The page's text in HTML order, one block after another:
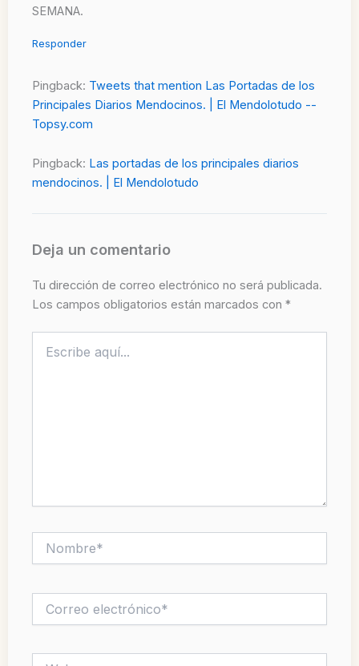
SEMANA.
Responder
Pingback: Tweets that mention Las Portadas de los
Principales Diarios Mendocinos. | El Mendolotudo --
Topsy.com
Pingback: Las portadas de los principales diarios
mendocinos. | El Mendolotudo
Deja un comentario
Tu dirección de correo electrónico no será publicada.
Los campos obligatorios están marcados con *
aquí...
electrónico*